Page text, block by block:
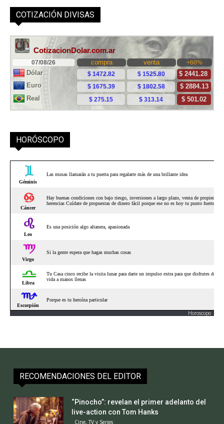
COTIZACIÓN DIVISAS
HORÓSCOPO
Horoscopo
RECOMENDACIONES DEL EDITOR
“Pinocho”: revelan el primer adelanto del
live-action con Tom Hanks
Cine, TV y Series